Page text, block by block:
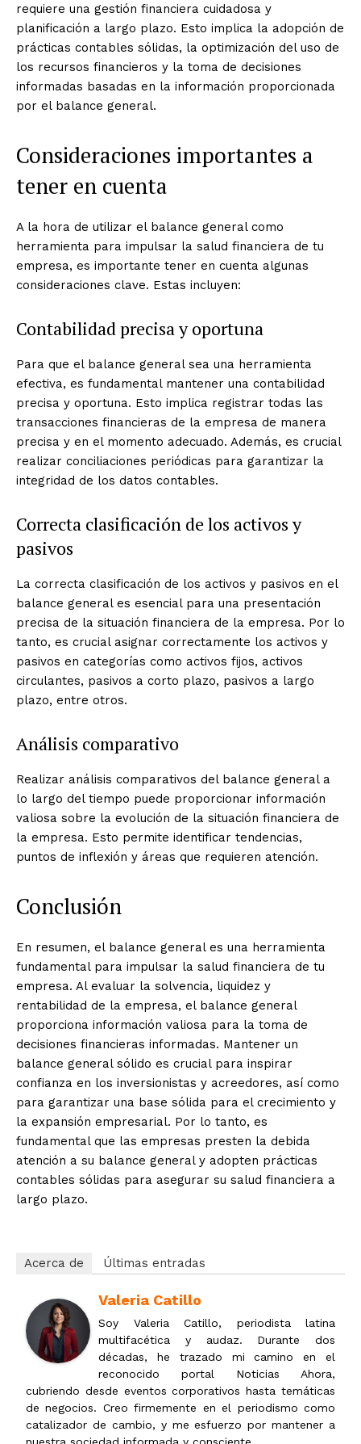
requiere una gestión financiera cuidadosa y
planificación a largo plazo. Esto implica la adopción de
prácticas contables sólidas, la optimización del uso de
los recursos financieros y la toma de decisiones
informadas basadas en la información proporcionada
por el balance general.
Consideraciones importantes a
tener en cuenta
A la hora de utilizar el balance general como
herramienta para impulsar la salud financiera de tu
empresa, es importante tener en cuenta algunas
consideraciones clave. Estas incluyen:
Contabilidad precisa y oportuna
Para que el balance general sea una herramienta
efectiva, es fundamental mantener una contabilidad
precisa y oportuna. Esto implica registrar todas las
transacciones financieras de la empresa de manera
precisa y en el momento adecuado. Además, es crucial
realizar conciliaciones periódicas para garantizar la
integridad de los datos contables.
Correcta clasificación de los activos y
pasivos
La correcta clasificación de los activos y pasivos en el
balance general es esencial para una presentación
precisa de la situación financiera de la empresa. Por lo
tanto, es crucial asignar correctamente los activos y
pasivos en categorías como activos fijos, activos
circulantes, pasivos a corto plazo, pasivos a largo
plazo, entre otros.
Análisis comparativo
Realizar análisis comparativos del balance general a
lo largo del tiempo puede proporcionar información
valiosa sobre la evolución de la situación financiera de
la empresa. Esto permite identificar tendencias,
puntos de inflexión y áreas que requieren atención.
Conclusión
En resumen, el balance general es una herramienta
fundamental para impulsar la salud financiera de tu
empresa. Al evaluar la solvencia, liquidez y
rentabilidad de la empresa, el balance general
proporciona información valiosa para la toma de
decisiones financieras informadas. Mantener un
balance general sólido es crucial para inspirar
confianza en los inversionistas y acreedores, así como
para garantizar una base sólida para el crecimiento y
la expansión empresarial. Por lo tanto, es
fundamental que las empresas presten la debida
atención a su balance general y adopten prácticas
contables sólidas para asegurar su salud financiera a
largo plazo.
Acerca de Últimas entradas
Valeria Catillo
Soy Valeria Catillo, periodista latina
multifacética y audaz. Durante dos
décadas, he trazado mi camino en el
reconocido portal Noticias Ahora,
cubriendo desde eventos corporativos hasta temáticas
de negocios. Creo firmemente en el periodismo como
catalizador de cambio, y me esfuerzo por mantener a